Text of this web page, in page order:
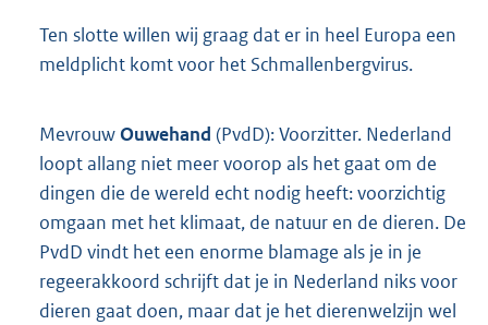
Ten slotte willen wij graag dat er in heel Europa een
meldplicht komt voor het Schmallenbergvirus.
MevrouwOuwehand (PvdD): Voorzitter. Nederland
loopt allang niet meer voorop als het gaat om de
dingen die de wereld echt nodig heeft: voorzichtig
omgaan met het klimaat, de natuur en de dieren. De
PvdD vindt het een enorme blamage als je in je
regeerakkoord schrijft dat je in Nederland niks voor
dieren gaat doen, maar dat je het dierenwelzijn wel